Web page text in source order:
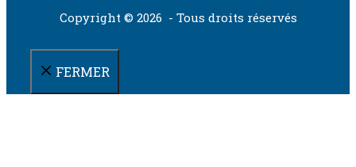
Copyright © 2026 - Tous droits réservés
FERMER